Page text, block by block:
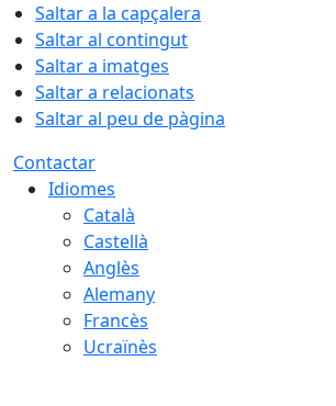
Saltar a la capçalera
Saltar al contingut
Saltar a imatges
Saltar a relacionats
Saltar al peu de pàgina
Contactar
Idiomes
Català
Castellà
Anglès
Alemany
Francès
Ucraïnès